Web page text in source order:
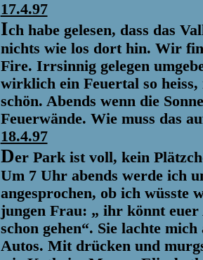
17.4.97
Ich habe gelesen, dass das
nichts wie los dort hin. Wir
Fire. Irrsinnig gelegen
wirklich ein Feuertal so heiss,
schön. Abends wenn die
Feuerwände. Wie muss das
18.4.97
Der Park ist voll, kein
Um 7 Uhr abends werde ich
angesprochen, ob ich wüsste
jungen Frau: „ ihr könnt euer
schon gehen“. Sie lachte
Autos. Mit drücken und